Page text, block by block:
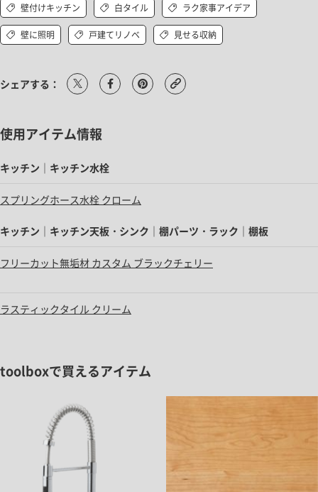
壁付けキッチン 白タイル ラク家事アイデア
壁に照明 戸建てリノベ 見せる収納
シェアする：
使用アイテム情報
キッチン｜キッチン水栓
スプリングホース水栓 クローム
キッチン｜キッチン天板・シンク｜棚パーツ・ラック｜棚板
フリーカット無垢材 カスタム ブラックチェリー
ラスティックタイル クリーム
toolboxで買えるアイテム